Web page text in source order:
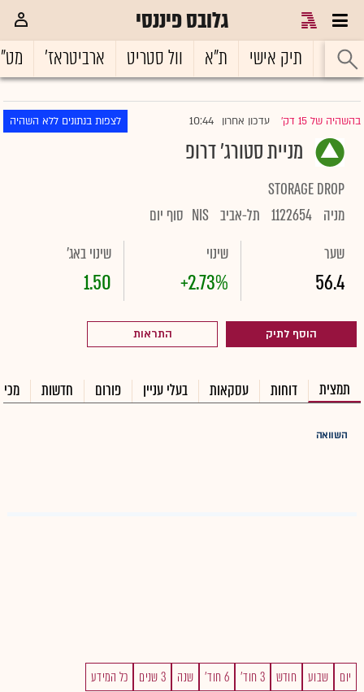
גלובס פיננסי
ראשי תיק אישי ת"א וול סטריט ארביטראז'
בהשהיה של 15 דק' |עדכון אחרון 10:44 לצפות בנתונים ללא השהיה
מניית סטורג' דרופ
STORAGE DROP
מניה 1122654 תל-אביב NIS סוף יום
שער
56.4
שינוי
+2.73%
שינוי באג'
1.50
הוסף לתיק התראות
תמצית דוחות עסקאות בעלי עניין פורום חדשות
השוואה
יום שבוע חודש 3 חוד' 6 חוד' שנה 3 שנים כל המידע